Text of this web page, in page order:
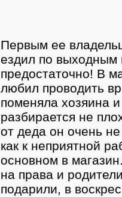
Первым ее
ездил по выходным
предостаточно! В
любил проводить
поменяла хозяина
разбирается не
от деда он очень
как к неприятной
основном в
на права и
подарили, в